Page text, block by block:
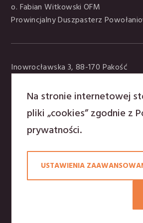
o. Fabian Witkowski OFM
Prowincjalny Duszpasterz
Inowrocławska 3, 88-170 Pakość
tel. +48 797 907 395
Polityka prywatności
Osoby rozeznające powołanie mają
przez kilka dni w klasztorze ze
franciszkańską. Zapraszamy do
Na stronie internetowej
pliki „cookies” zgodnie z
prywatności.
USTAWIENIA